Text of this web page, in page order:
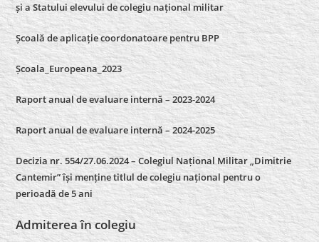
și a Statului elevului de colegiu național militar
Școală de aplicație coordonatoare pentru BPP
Școala_Europeana_2023
Raport anual de evaluare internă – 2023-2024
Raport anual de evaluare internă –2024-2025
Decizia nr. 554/27.06.2024 – Colegiul Național Militar „Dimitrie
Cantemir” își menține titlul de colegiu național pentru o
perioadă de 5 ani
Admiterea în colegiu